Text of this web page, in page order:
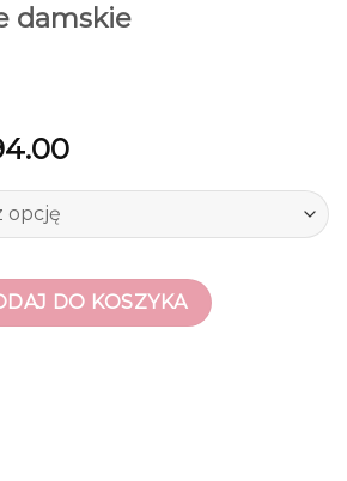
damskie
DO KOSZYKA